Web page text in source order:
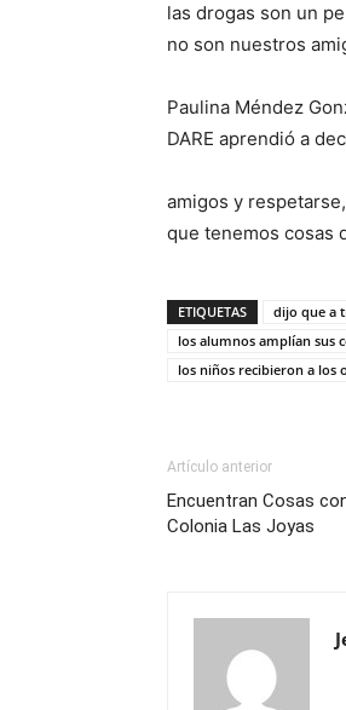
las drogas son un
no son nuestros
Paulina Méndez
DARE aprendió a
amigos y
que tenemos cosas
ETIQUETAS dijo que a
los alumnos amplían sus
los niños recibieron a los
Artículo anterior
Encuentran Cosas
Colonia Las Joyas